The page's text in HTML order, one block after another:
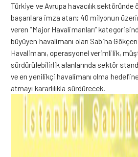
Türkiye ve Avrupa havacılık sektöründe
başarılara imza atan; 40 milyonun
veren “Major Havalimanları”
büyüyen havalimanı olan Sabiha
Havalimanı, operasyonel verimlilik,
sürdürülebilirlik alanlarında sektör
veen yenilikçi havalimanı olma
atmayı kararlılıkla sürdürecek.